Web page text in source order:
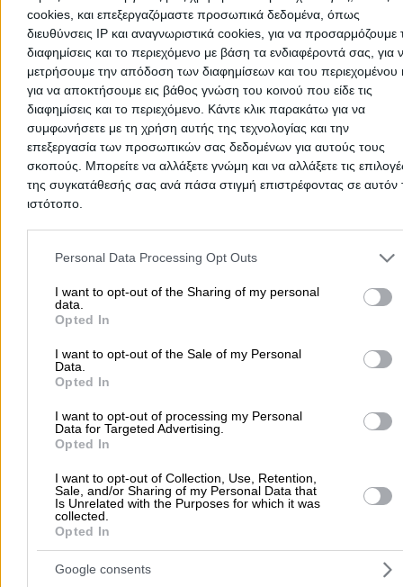
cookies, και επεξεργαζόμαστε προσωπικά δεδομένα, όπως
διευθύνσεις IP και αναγνωριστικά cookies, για να προσαρμόζουμε
διαφημίσεις και το περιεχόμενο με βάση τα ενδιαφέροντά σας, για
μετρήσουμε την απόδοση των διαφημίσεων και του περιεχομένου
για να αποκτήσουμε εις βάθος γνώση του κοινού που είδε τις
διαφημίσεις και το περιεχόμενο. Κάντε κλικ παρακάτω για να
συμφωνήσετε με τη χρήση αυτής της τεχνολογίας και την
επεξεργασία των προσωπικών σας δεδομένων για αυτούς τους
σκοπούς. Μπορείτε να αλλάξετε γνώμη και να αλλάξετε τις
της συγκατάθεσής σας ανά πάσα στιγμή επιστρέφοντας σε αυτόν
ιστότοπο.
Please note that this website/app uses one or more Google
and may gather and store information including but not limited to
to Google and its third-party tags to use your data for below
purposes in below Google consent section.
Personal Data Processing Opt Outs
I want to opt-out of the Sharing of my personal
data.
Opted In
I want to opt-out of the Sale of my Personal
Data.
Opted In
I want to opt-out of processing my Personal
Data for Targeted Advertising.
Opted In
I want to opt-out of Collection, Use, Retention,
Sale, and/or Sharing of my Personal Data that
Is Unrelated with the Purposes for which it was
collected.
Opted In
Google consents
Καλοχώρι, Καλοχώρι
Τηλέφωνο:6977247806
Στοιχεία αναζήτησης:Θωρακισμένες Πόρτες ,
Ψάχνεις για θωρακισμένες πόρτες σεΚαλοχώρι; Στην ενότητα
Θωρακισμένες Πόρτεςθα βρεις όλες τις εταιρείες,
και τους επαγγελματίες που εισάγουν, κατασκευάζουν και
θωρακισμένες πόρτες & πόρτες ασφαλείας σε οικίες και
επαγγελματικούς χώρους.
Ενδιαφέρεσαι για αντικατάσταση παλιάς πόρτας με
laminate, mdf, αλουμίνιο, με πολλαπλά κλειδώματα, αδιάρρηκτη
θωρακισμένης πόρτας;
θωρακισμένες πόρτες σεΚαλοχώριγια να επιλέξεις αυτή που
καλύψει τις ανάγκες σου.
Η επαγγελματική εμπειρία, το απόθεμα, ο εξοπλισμός και η
εξυπηρέτηση, είναι κάποια από τα βασικά κριτήρια για την
της κατάλληλης για σένα.
Θωρακισμένες Πόρτες Θεσσαλονίκης
Θωρακισμένες Πόρτες Προάστια Θεσσαλονίκης Δυτικά
Θωρακισμένες Πόρτες
Αρχική > Νομός ΘΕΣΣΑΛΟΝΙΚΗΣ > Καλοχώρι > Θωρακισμένες